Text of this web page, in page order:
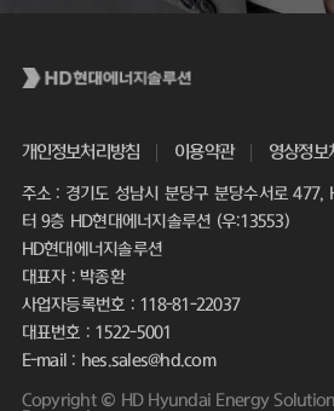
개인정보처리방침 이용약관 영상정보
주소 : 경기도 성남시 분당구 분당수서로 477,
터 9층 HD현대에너지솔루션 (우:13553)
HD현대에너지솔루션
대표자 : 박종환
사업자등록번호 : 118-81-22037
대표번호 : 1522-5001
E-mail : hes.sales@hd.com
Copyright © HD Hyundai Energy